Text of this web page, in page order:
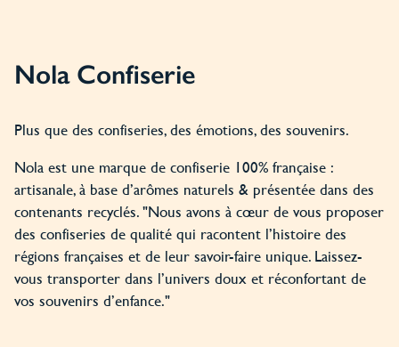
Nola Confiserie
Plus que des confiseries, des émotions, des souvenirs.
Nola est une marque de confiserie 100% française :
artisanale, à base d’arômes naturels & présentée dans des
contenants recyclés. "Nous avons à cœur de vous proposer
des confiseries de qualité qui racontent l’histoire des
régions françaises et de leur savoir-faire unique. Laissez-
vous transporter dans l’univers doux et réconfortant de
vos souvenirs d’enfance."